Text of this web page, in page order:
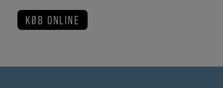
KØB ONLINE